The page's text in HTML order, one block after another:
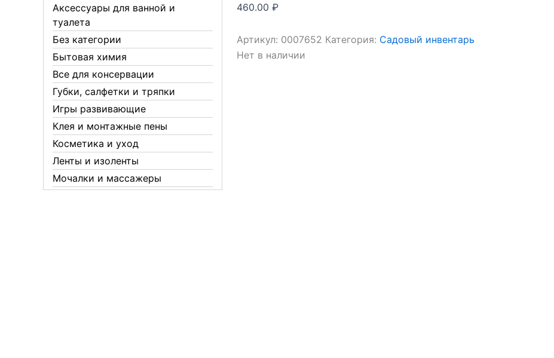
Аксессуары для ванной и
туалета
Без категории
Бытовая химия
Все для консервации
Губки, салфетки и тряпки
Игры развивающие
Клея и монтажные пены
Косметика и уход
Ленты и изоленты
Мочалки и массажеры
460.00 ₽
Артикул: 0007652 Категория: Садовый инвентарь
Нет в наличии